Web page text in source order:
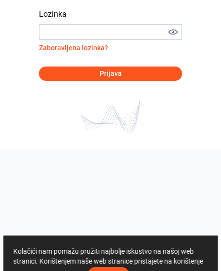
Lozinka
Zaboravljena lozinka?
Prijava
Kolačići nam pomažu pružiti najbolje iskustvo na našoj web
stranici. Korištenjem naše web stranice pristajete na korištenje